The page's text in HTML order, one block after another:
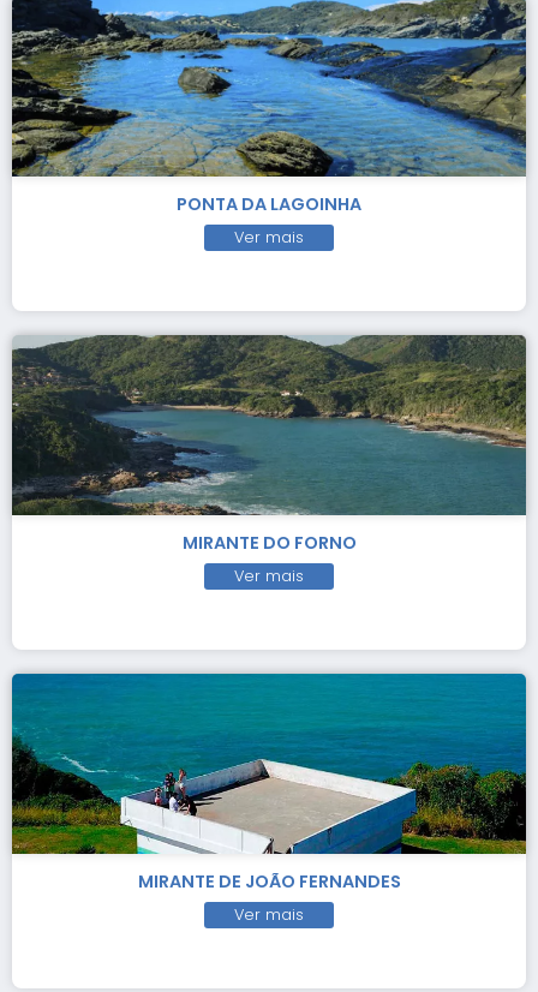
PONTA DA LAGOINHA
Ver mais
MIRANTE DO FORNO
Ver mais
MIRANTE DE JOÃO FERNANDES
Ver mais